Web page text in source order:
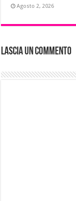
Agosto 2, 2026
Lascia un commento